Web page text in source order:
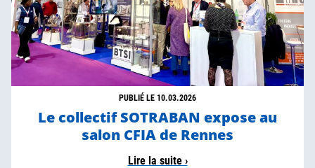
PUBLIÉ LE 10.03.2026
Le collectif SOTRABAN expose au
salon CFIA de Rennes
Lire la suite ›